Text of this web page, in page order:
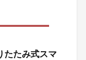
たたみ式スマ